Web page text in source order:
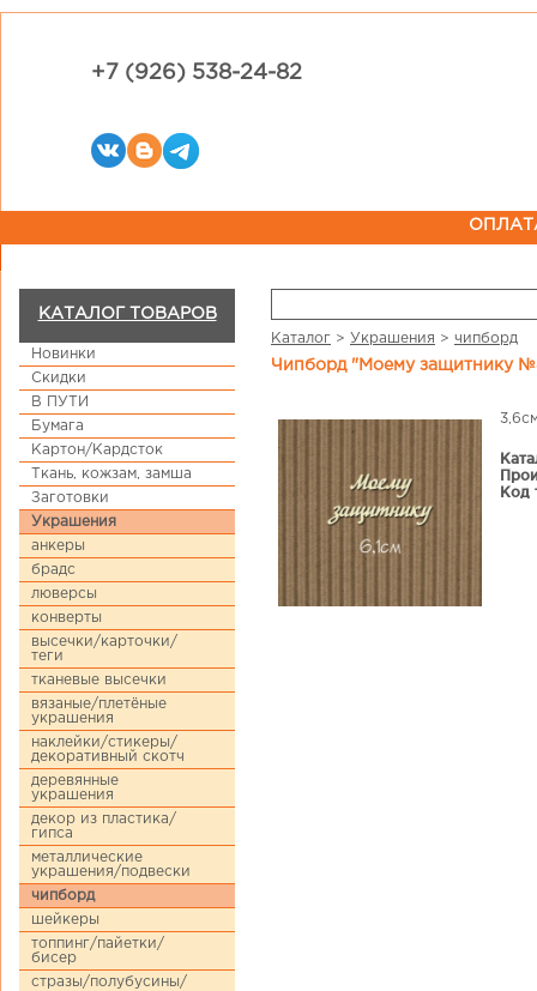
+7 (926) 538-24-82
КАТАЛОГ ТОВАРОВ
Новинки
Скидки
В ПУТИ
Бумага
Картон/Кардсток
Ткань, кожзам, замша
Заготовки
Украшения
анкеры
брадс
люверсы
конверты
высечки/карточки/
теги
тканевые высечки
вязаные/плетёные
украшения
наклейки/стикеры/
декоративный скотч
деревянные
украшения
декор из пластика/
гипса
металлические
украшения/подвески
чипборд
шейкеры
топпинг/пайетки/
бисер
стразы/полубусины/
Каталог > Украшения > чипборд
Чипборд "Моему защитнику
Код